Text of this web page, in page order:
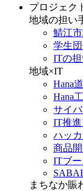
プロジェク
地域の担い
鯖江
学生
ITの
地域×IT
Hana
Hana
サイ
IT推
ハッ
商品
ITブ
まちなか賑